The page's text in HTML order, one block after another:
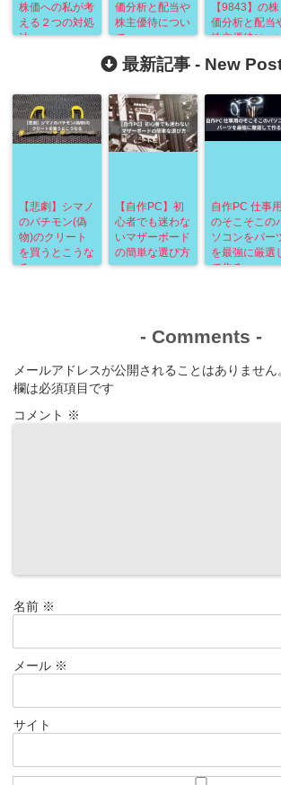
株価への私が考
える２つの対処
法
価分析と配当や
株主優待につい
て
【9843】の株
価分析と配当
株主優待につ
最新記事 - New
【悲劇】シマノ
のパチモン(偽
物)のクリート
を買うとこうな
る
【自作PC】初
心者でも迷わな
いマザーボード
の簡単な選び方
自作PC 仕事用
のそこそこの
ソコンをパー
を最強に厳選
て作る
- Comments -
メールアドレスが公開されることはありません
欄は必須項目です
コメント ※
名前 ※
メール ※
サイト